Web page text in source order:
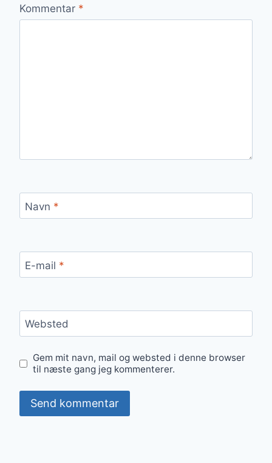
Kommentar *
Navn *
E-mail *
Websted
Gem mit navn, mail og websted i denne browser
til næste gang jeg kommenterer.